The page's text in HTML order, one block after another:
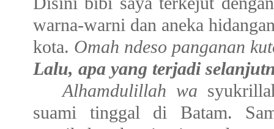
warna-warni dan aneka
kota. Omah ndeso panganan
Lalu, apa yang terjadi
Alhamdulillah wa
suami tinggal di Batam.